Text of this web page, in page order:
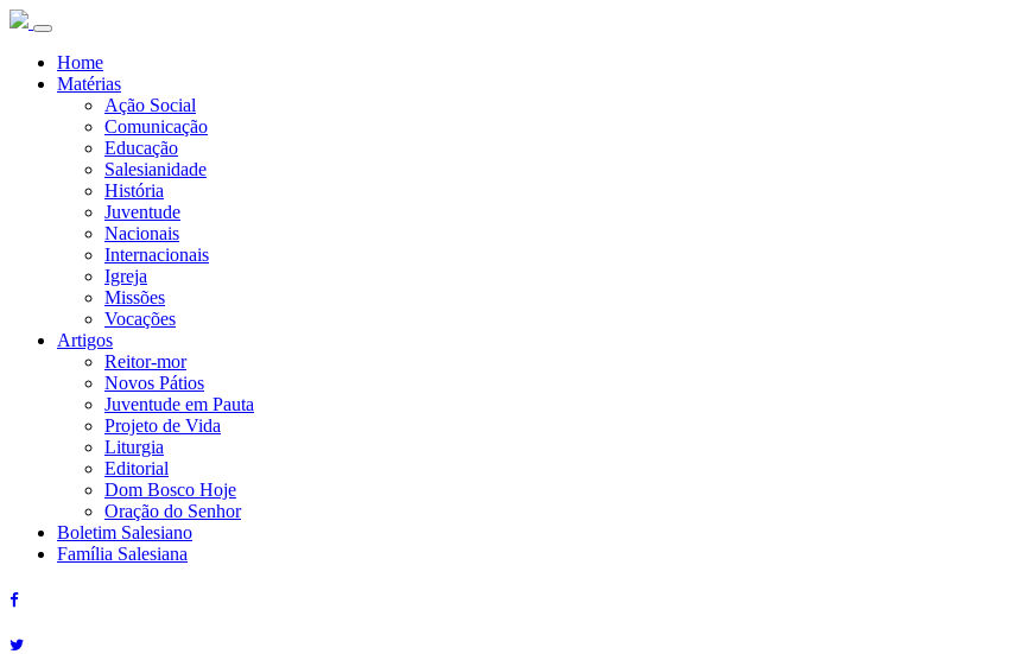
Home
Matérias
Ação Social
Comunicação
Educação
Salesianidade
História
Juventude
Nacionais
Internacionais
Igreja
Missões
Vocações
Artigos
Reitor-mor
Novos Pátios
Juventude em Pauta
Projeto de Vida
Liturgia
Editorial
Dom Bosco Hoje
Oração do Senhor
Boletim Salesiano
Família Salesiana